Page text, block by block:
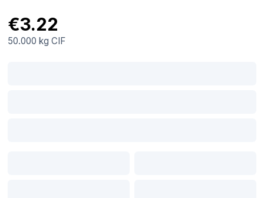
€3.22
50.000 kgCIF